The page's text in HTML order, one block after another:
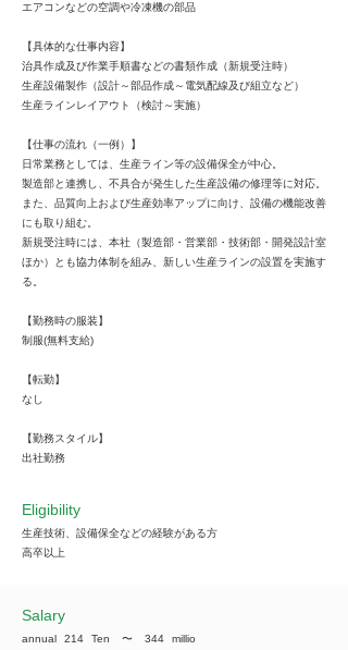
エアコンなどの空調や冷凍機の部品
【具体的な仕事内容】
治具作成及び作業手順書などの書類作成（新規受注時）
生産設備製作（設計～部品作成～電気配線及び組立など）
生産ラインレイアウト（検討～実施）
【仕事の流れ（一例）】
日常業務としては、生産ライン等の設備保全が中心。
製造部と連携し、不具合が発生した生産設備の修理等に対応。
また、品質向上および生産効率アップに向け、設備の機能改善
にも取り組む。
新規受注時には、本社（製造部・営業部・技術部・開発設計室
ほか）とも協力体制を組み、新しい生産ラインの設置を実施す
る。
【勤務時の服装】
制服(無料支給)
【転勤】
なし
【勤務スタイル】
出社勤務
Eligibility
生産技術、設備保全などの経験がある方
高卒以上
​Salary
annual
214
Ten
​〜 344
millio